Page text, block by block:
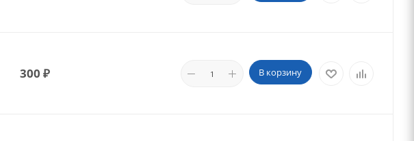
300 ₽ В корзину